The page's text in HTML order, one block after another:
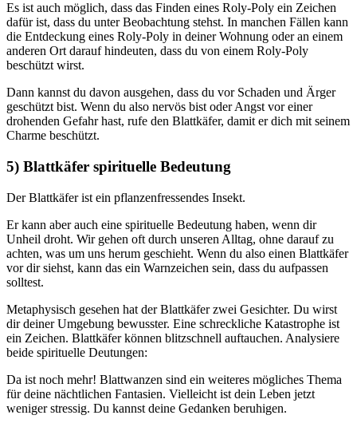
Es ist auch möglich, dass das Finden eines Roly-Poly ein Zeichen
dafür ist, dass du unter Beobachtung stehst. In manchen Fällen kann
die Entdeckung eines Roly-Poly in deiner Wohnung oder an einem
anderen Ort darauf hindeuten, dass du von einem Roly-Poly
beschützt wirst.
Dann kannst du davon ausgehen, dass du vor Schaden und Ärger
geschützt bist. Wenn du also nervös bist oder Angst vor einer
drohenden Gefahr hast, rufe den Blattkäfer, damit er dich mit seinem
Charme beschützt.
5) Blattkäfer spirituelle Bedeutung
Der Blattkäfer ist ein pflanzenfressendes Insekt.
Er kann aber auch eine spirituelle Bedeutung haben, wenn dir
Unheil droht. Wir gehen oft durch unseren Alltag, ohne darauf zu
achten, was um uns herum geschieht. Wenn du also einen Blattkäfer
vor dir siehst, kann das ein Warnzeichen sein, dass du aufpassen
solltest.
Metaphysisch gesehen hat der Blattkäfer zwei Gesichter. Du wirst
dir deiner Umgebung bewusster. Eine schreckliche Katastrophe ist
ein Zeichen. Blattkäfer können blitzschnell auftauchen. Analysiere
beide spirituelle Deutungen:
Da ist noch mehr! Blattwanzen sind ein weiteres mögliches Thema
für deine nächtlichen Fantasien. Vielleicht ist dein Leben jetzt
weniger stressig. Du kannst deine Gedanken beruhigen.